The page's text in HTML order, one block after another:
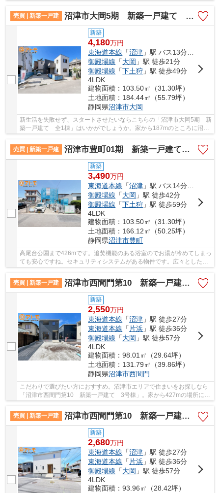
売買 | 新築一戸建
沼津市大岡5期 新築一戸建て 全1棟
新築
4,180万円
東海道本線 「沼津 」駅 バス13分 「下石田」 停歩9分
御殿場線 「大岡 」駅 徒歩21分
御殿場線 「下土狩 」駅 徒歩49分
4LDK
建物面積：103.50㎡（31.30坪）
土地面積：184.44㎡（55.79坪）
静岡県沼津市大岡
新生活を失敗せず、スタートさせたいならこちらの「沼津市大岡5期 新
築一戸建て 全1棟」はいかがでしょうか。家から187mのところに沼津
信用金庫大岡支店があります。追い焚き機能付...
売買 | 新築一戸建
沼津市豊町01期 新築一戸建て 全1棟
新築
3,490万円
東海道本線 「沼津 」駅 バス14分 「豊町」 停歩3分
御殿場線 「大岡 」駅 徒歩42分
御殿場線 「下土狩 」駅 徒歩59分
4LDK
建物面積：103.50㎡（31.30坪）
土地面積：166.12㎡（50.25坪）
静岡県沼津市豊町
高尾台公園まで426mです。追焚機能のある浴室のでお湯が冷めてしまっ
ても安心ですね。セキュリティシステムがある物件です。広々とした駐
車スペースをご用意しています。3台まで駐車可...
売買 | 新築一戸建
沼津市西間門第10 新築一戸建て 3号棟
新築
2,550万円
東海道本線 「沼津 」駅 徒歩27分
東海道本線 「片浜 」駅 徒歩36分
御殿場線 「大岡 」駅 徒歩57分
4LDK
建物面積：98.01㎡（29.64坪）
土地面積：131.79㎡（39.86坪）
静岡県沼津市西間門
こだわりで選びたい方におすすめ。沼津市エリアで住まいをお探しなら
「沼津市西間門第10 新築一戸建て 3号棟」。家から427mの場所に沼
津間門郵便局があります。南向きの物件です。多...
売買 | 新築一戸建
沼津市西間門第10 新築一戸建て 2号棟
新築
2,680万円
東海道本線 「沼津 」駅 徒歩27分
東海道本線 「 片浜 」駅 徒歩36分
御殿場線 「大岡 」駅 徒歩57分
4LDK
建物面積：93.96㎡（28.42坪）